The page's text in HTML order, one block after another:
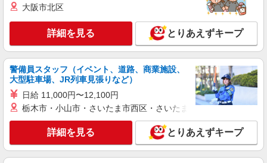
大阪市北区
詳細を見る とりあえずキープ
警備員スタッフ（イベント、道路、商業施設、
大型駐車場、JR列車見張りなど）
日給 11,000円〜12,100円
栃木市・小山市・さいたま市西区・さいたま市岩槻区・久喜市・
詳細を見る とりあえずキープ